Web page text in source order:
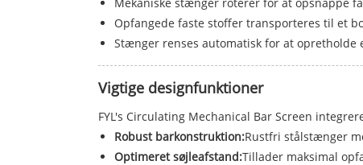
Opfangede faste stoffer transporteres til et
Stænger renses automatisk for at opretholde
Vigtige designfunktioner
FYL's Circulating Mechanical Bar Screen
Robust barkonstruktion:Rustfri stålstænger
Optimeret søjleafstand:Tillader maksimal